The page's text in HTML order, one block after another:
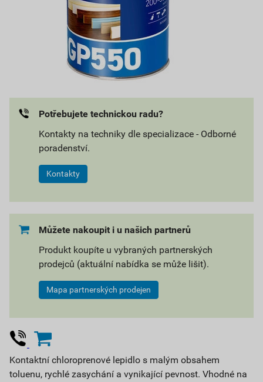
Potřebujete technickou radu?
Kontakty na techniky dle specializace - Odborné
poradenství.
Kontakty
Můžete nakoupit i u našich partnerů
Produkt koupíte u vybraných partnerských
prodejců (aktuální nabídka se může lišit).
Mapa partnerských prodejen
Kontaktní chloroprenové lepidlo s malým obsahem
toluenu, rychlé zasychání a vynikající pevnost. Vhodné na